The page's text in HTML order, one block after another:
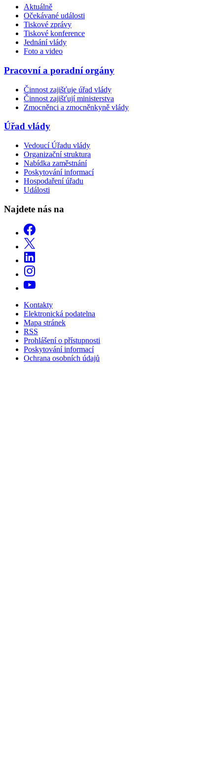
Aktuálně
Očekávané události
Tiskové zprávy
Tiskové konference
Jednání vlády
Foto a video
Pracovní a poradní orgány
Činnost zajišťuje úřad vlády
Činnost zajišťují ministerstva
Zmocněnci a zmocněnkyně vlády
Úřad vlády
Vedoucí Úřadu vlády
Organizační struktura
Nabídka zaměstnání
Poskytování informací
Hospodaření úřadu
Události
Najdete nás na
Kontakty
Elektronická podatelna
Mapa stránek
RSS
Prohlášení o přístupnosti
Poskytování informací
Ochrana osobních údajů